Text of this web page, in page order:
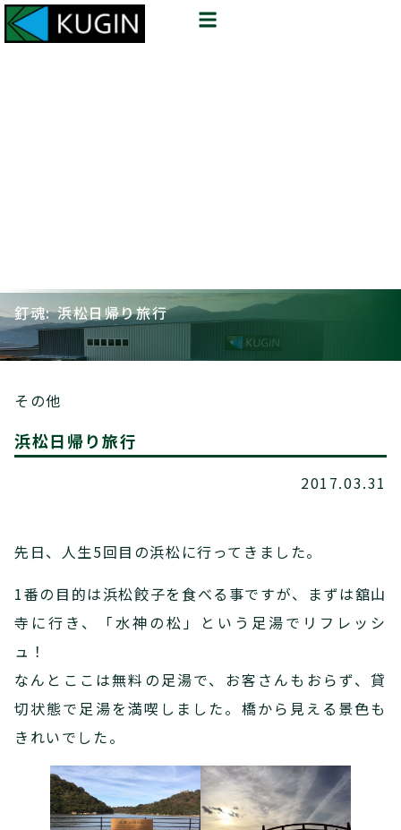
釘魂: 浜松日帰り旅行
その他
浜松日帰り旅行
2017.03.31
先日、人生5回目の浜松に行ってきました。
1番の目的は浜松餃子を食べる事ですが、まずは舘山
寺に行き、「水神の松」という足湯でリフレッシ
ュ！
なんとここは無料の足湯で、お客さんもおらず、貸
切状態で足湯を満喫しました。橋から見える景色も
きれいでした。